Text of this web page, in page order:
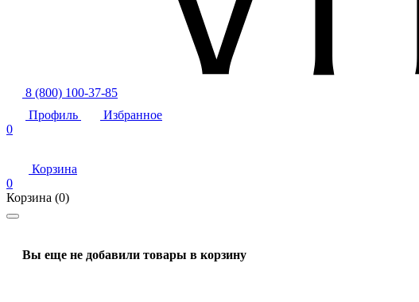
8 (800) 100-37-85
Профиль
Избранное
0
Корзина
0
Корзина (0)
Вы еще не добавили товары в корзину